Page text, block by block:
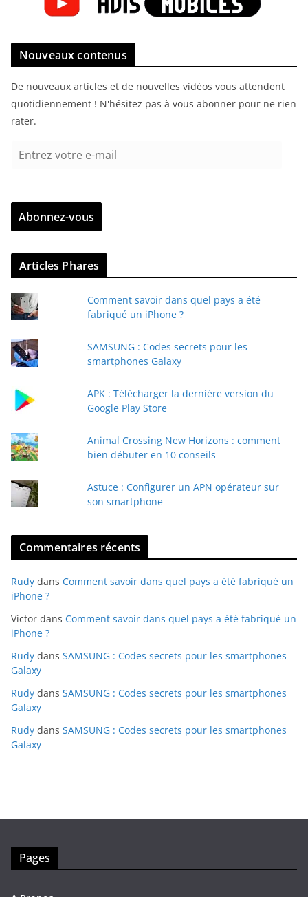
Nouveaux contenus
De nouveaux articles et de nouvelles vidéos vous attendent
quotidiennement ! N'hésitez pas à vous abonner pour ne rien
rater.
r
z
v
r
e
e
-
a
Abonnez-vous
Articles Phares
Comment savoir dans quel pays a été
fabriqué un iPhone ?
SAMSUNG : Codes secrets pour les
smartphones Galaxy
APK : Télécharger la dernière version du
Google Play Store
Animal Crossing New Horizons : comment
bien débuter en 10 conseils
Astuce : Configurer un APN opérateur sur
son smartphone
Commentaires récents
Rudy dans Comment savoir dans quel pays a été fabriqué un
iPhone ?
Victor dans Comment savoir dans quel pays a été fabriqué un
iPhone ?
Rudy dans SAMSUNG : Codes secrets pour les smartphones
Galaxy
Rudy dans SAMSUNG : Codes secrets pour les smartphones
Galaxy
Rudy dans SAMSUNG : Codes secrets pour les smartphones
Galaxy
Pages